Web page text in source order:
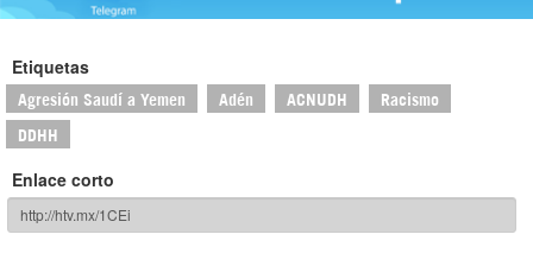
Etiquetas
Agresión Saudí a Yemen Adén ACNUDH Racismo
DDHH
Enlace corto